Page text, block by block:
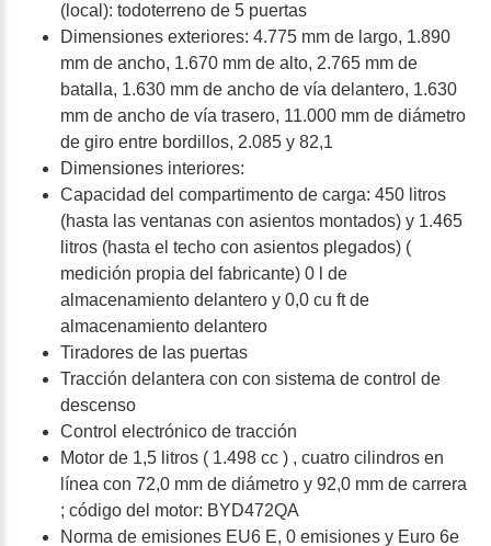
(local): todoterreno de 5 puertas
Dimensiones exteriores: 4.775 mm de largo, 1.890
mm de ancho, 1.670 mm de alto, 2.765 mm de
batalla, 1.630 mm de ancho de vía delantero, 1.630
mm de ancho de vía trasero, 11.000 mm de diámetro
de giro entre bordillos, 2.085 y 82,1
Dimensiones interiores:
Capacidad del compartimento de carga: 450 litros
(hasta las ventanas con asientos montados) y 1.465
litros (hasta el techo con asientos plegados) (
medición propia del fabricante) 0 l de
almacenamiento delantero y 0,0 cu ft de
almacenamiento delantero
Tiradores de las puertas
Tracción delantera con con sistema de control de
descenso
Control electrónico de tracción
Motor de 1,5 litros ( 1.498 cc ) , cuatro cilindros en
línea con 72,0 mm de diámetro y 92,0 mm de carrera
; código del motor: BYD472QA
Norma de emisiones EU6 E, 0 emisiones y Euro 6e